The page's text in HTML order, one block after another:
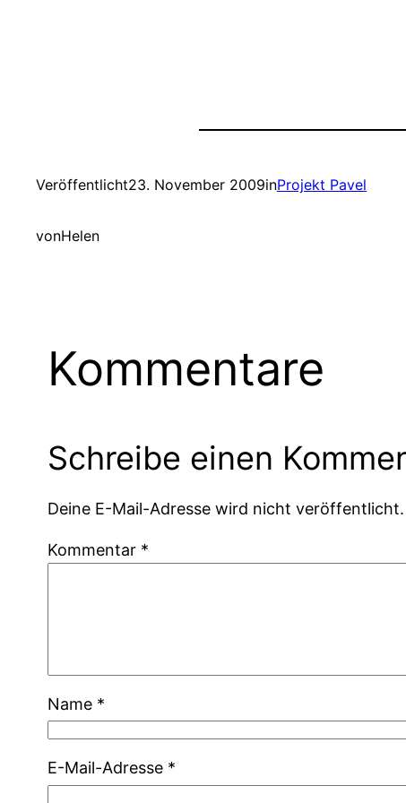
Veröffentlicht23. November 2009inProjekt Pavel
vonHelen
Kommentare
Schreibe einen
Deine E-Mail-Adresse wird nicht veröffentlicht.
Kommentar *
Name *
E-Mail-Adresse *